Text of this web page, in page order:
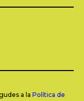
a la Política de